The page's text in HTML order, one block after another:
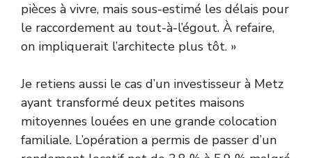
pièces à vivre, mais sous-estimé les délais pour
le raccordement au tout-à-l’égout. À refaire,
on impliquerait l’architecte plus tôt. »
Je retiens aussi le cas d’un investisseur à Metz
ayant transformé deux petites maisons
mitoyennes louées en une grande colocation
familiale. L’opération a permis de passer d’un